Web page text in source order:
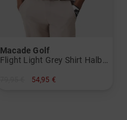
Macade Golf
54,95 €